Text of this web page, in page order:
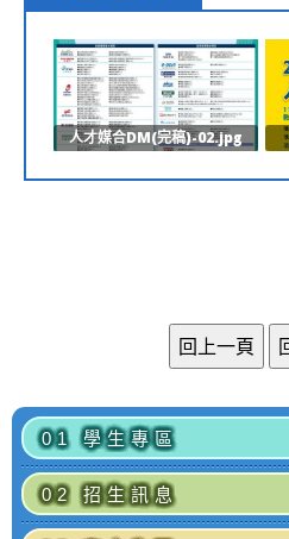
人才媒合DM(完稿)-02.jpg
01 學生專區
02 招生訊息